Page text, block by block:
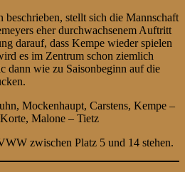
beschrieben, stellt sich die Mannschaft
eher durchwachsenem Auftritt
darauf, dass Kempe wieder spielen
es im Zentrum schon ziemlich
dann wie zu Saisonbeginn auf die
Mockenhaupt, Carstens, Kempe –
Malone – Tietz
zwischen Platz 5 und 14 stehen.